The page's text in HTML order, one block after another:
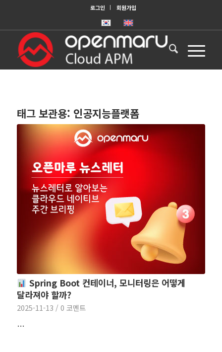
로그인 회원가입
태그 보관용: 인공지능플랫폼
Spring Boot 컨테이너, 모니터링은 어떻게
달라져야 할까?
2025-11-13 / 0 코멘트
…